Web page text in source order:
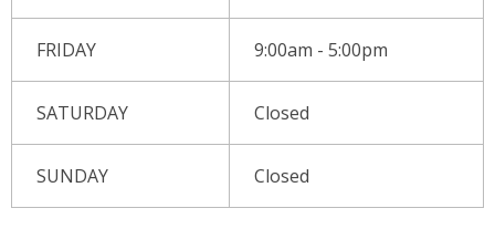
FRIDAY 9:00am - 5:00pm
SATURDAY Closed
SUNDAY Closed